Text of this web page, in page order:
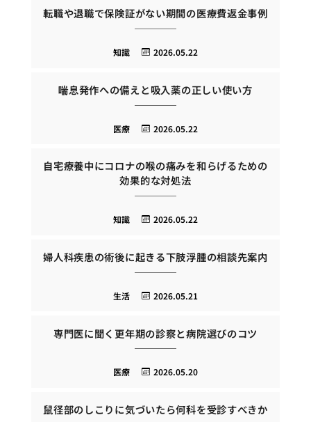
転職や退職で保険証がない期間の医療費返金事例
2026.05.22
知識
喘息発作への備えと吸入薬の正しい使い方
2026.05.22
医療
自宅療養中にコロナの喉の痛みを和らげるための
効果的な対処法
2026.05.22
知識
婦人科疾患の術後に起きる下肢浮腫の相談先案内
2026.05.21
生活
専門医に聞く更年期の診察と病院選びのコツ
2026.05.20
医療
鼠径部のしこりに気づいたら何科を受診すべきか